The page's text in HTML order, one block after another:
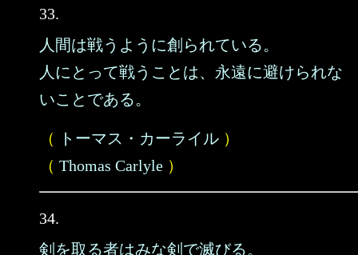
33.
人間は戦うように創られている。
人にとって戦うことは、永遠に避けられな
いことである。
（ トーマス・カーライル ）
（ Thomas Carlyle ）
34.
剣を取る者はみな剣で滅びる。